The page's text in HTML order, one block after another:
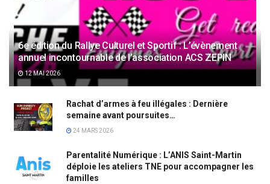
6e édition du Rallye Culturel et Sportif : L’évènement
annuel incontournable de l’association ACS ZEPIN
12 MAI 2026
Rachat d’armes à feu illégales : Dernière
semaine avant poursuites…
24 MARS 2026
Parentalité Numérique : L’ANIS Saint-Martin
déploie les ateliers TNE pour accompagner les
familles